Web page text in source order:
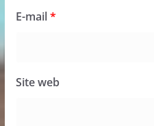
E-mail*
Site web